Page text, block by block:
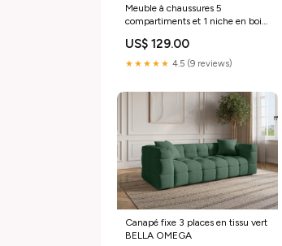
Meuble à chaussures 5
compartiments et 1 niche en bois
US$ 129.00
★★★★★ 4.5 (9 reviews)
Canapé fixe 3 places en tissu vert
BELLA OMEGA